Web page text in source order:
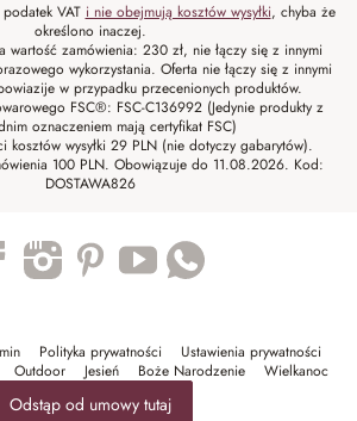
VAT i nie obejmują kosztów wysyłki, chyba że
określono inaczej.
wartość zamówienia: 230 zł, nie łączy się z innymi
wykorzystania. Oferta nie łączy się z innymi
w przypadku przecenionych produktów.
FSC®: FSC-C136992 (Jedynie produkty z
oznaczeniem mają certyfikat FSC)
kosztów wysyłki 29 PLN (nie dotyczy gabarytów).
100 PLN. Obowiązuje do 11.08.2026. Kod:
DOSTAWA826
Polityka prywatności
Ustawienia prywatności
Outdoor Jesień Boże Narodzenie Wielkanoc
Odstąp od umowy tutaj